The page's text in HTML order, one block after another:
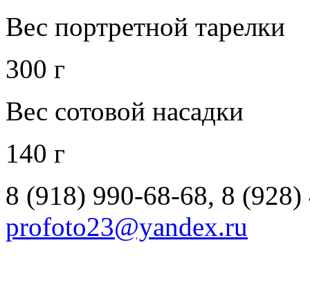
Вес портретной тарелки
300 г
Вес сотовой насадки
140 г
8 (918) 990-68-68, 8
profoto23@yandex.ru